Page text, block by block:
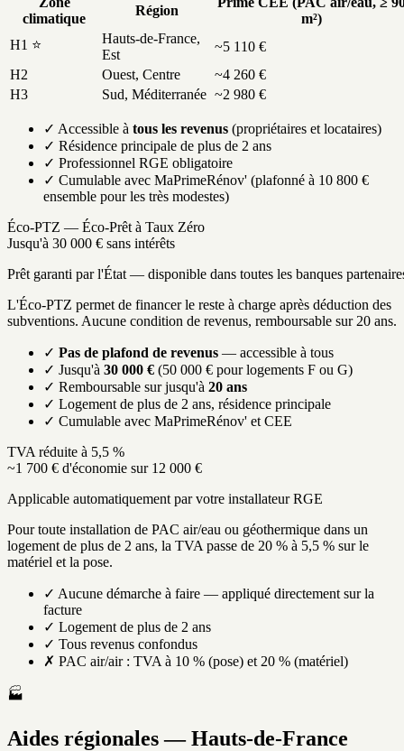
climatique
Région
m²)
H1 ⭐
Hauts-de-France,
Est
~5 110 €
H2
Ouest, Centre
~4 260 €
H3
Sud, Méditerranée ~2 980 €
✓ Accessible à tous les revenus (propriétaires et locataires)
✓ Résidence principale de plus de 2 ans
✓ Professionnel RGE obligatoire
✓ Cumulable avec MaPrimeRénov' (plafonné à 10 800 €
ensemble pour les très modestes)
Éco-PTZ — Éco-Prêt à Taux Zéro
Jusqu'à 30 000 € sans intérêts
Prêt garanti par l'État — disponible dans toutes les banques
L'Éco-PTZ permet de financer le reste à charge après déduction des
subventions. Aucune condition de revenus, remboursable sur 20 ans.
✓ Pas de plafond de revenus — accessible à tous
✓ Jusqu'à 30 000 € (50 000 € pour logements F ou G)
✓ Remboursable sur jusqu'à 20 ans
✓ Logement de plus de 2 ans, résidence principale
✓ Cumulable avec MaPrimeRénov' et CEE
TVA réduite à 5,5 %
~1 700 € d'économie sur 12 000 €
Applicable automatiquement par votre installateur RGE
Pour toute installation de PAC air/eau ou géothermique dans un
logement de plus de 2 ans, la TVA passe de 20 % à 5,5 % sur le
matériel et la pose.
✓ Aucune démarche à faire — appliqué directement sur la
facture
✓ Logement de plus de 2 ans
✓ Tous revenus confondus
✗ PAC air/air : TVA à 10 % (pose) et 20 % (matériel)
🏭
Aides régionales — Hauts-de-France